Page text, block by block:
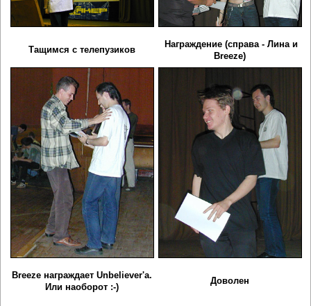
Тащимся с телепузиков
Награждение (справа - Лина и
Breeze)
Breeze награждает Unbeliever'a.
Или наоборот :-)
Доволен